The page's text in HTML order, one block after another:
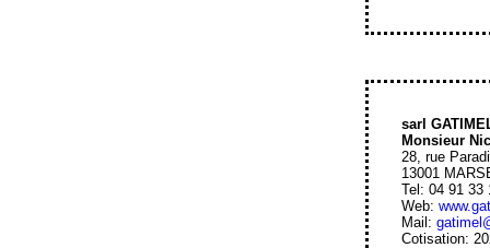
sarl
Monsieur
28, rue
13001
Tel: 04 91 33
Web:
Mail:
Cotisation: